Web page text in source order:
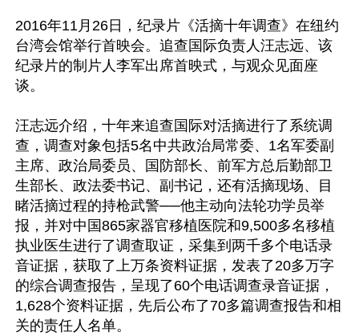
2016年11月26日，纪录片《活摘十年调查》在纽约
台湾会馆举行首映会。追查国际负责人汪志远、该
纪录片的制片人李军出席首映式，与观众见面座
谈。
汪志远介绍，十年来追查国际对活摘进行了系统调
查，调查对象包括5名中共政治局常委、1名军委副
主席、政治局委员、国防部长、前军方总后勤部卫
生部长、政法委书记、副书记，还有活摘现场、目
睹活摘过程的持枪武警──他主动向法轮功学员举
报，并对中国865家器官移植医院和9,500多名移植
执业医生进行了调查取证，采集到两千多个电话录
音证据，获取了上万条资料证据，发表了20多万字
的综合调查报告，呈现了60个电话调查录音证据，
1,628个资料证据，先后公布了70多篇调查报告和相
关的责任人名单。